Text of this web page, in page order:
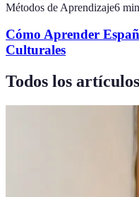
Métodos de Aprendizaje6 min
Cómo Aprender
Culturales
Todos los artículos